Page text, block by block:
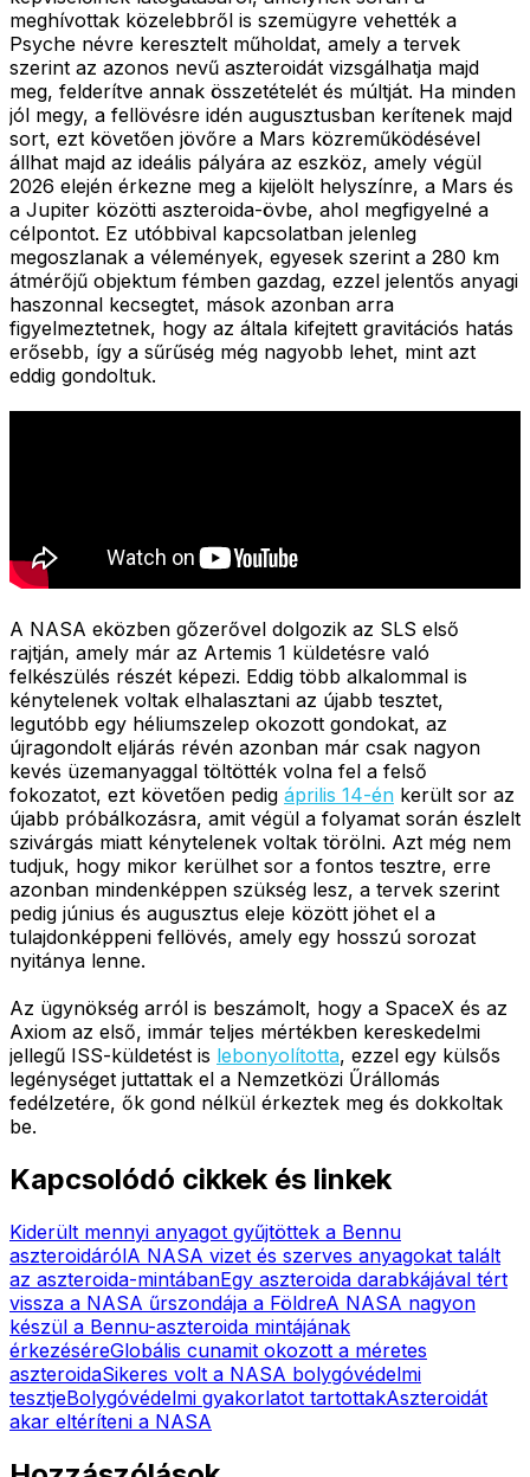
meghívottak közelebbről is szemügyre vehették a
Psyche névre keresztelt műholdat, amely a tervek
szerint az azonos nevű aszteroidát vizsgálhatja majd
meg, felderítve annak összetételét és múltját. Ha minden
jól megy, a fellövésre idén augusztusban kerítenek majd
sort, ezt követően jövőre a Mars közreműködésével
állhat majd az ideális pályára az eszköz, amely végül
2026 elején érkezne meg a kijelölt helyszínre, a Mars és
a Jupiter közötti aszteroida-övbe, ahol megfigyelné a
célpontot. Ez utóbbival kapcsolatban jelenleg
megoszlanak a vélemények, egyesek szerint a 280 km
átmérőjű objektum fémben gazdag, ezzel jelentős anyagi
haszonnal kecsegtet, mások azonban arra
figyelmeztetnek, hogy az általa kifejtett gravitációs hatás
erősebb, így a sűrűség még nagyobb lehet, mint azt
eddig gondoltuk.
A NASA eközben gőzerővel dolgozik az SLS első
rajtján, amely már az Artemis 1 küldetésre való
felkészülés részét képezi. Eddig több alkalommal is
kénytelenek voltak elhalasztani az újabb tesztet,
legutóbb egy héliumszelep okozott gondokat, az
újragondolt eljárás révén azonban már csak nagyon
kevés üzemanyaggal töltötték volna fel a felső
fokozatot, ezt követően pedig április 14-én került sor az
újabb próbálkozásra, amit végül a folyamat során észlelt
szivárgás miatt kénytelenek voltak törölni. Azt még nem
tudjuk, hogy mikor kerülhet sor a fontos tesztre, erre
azonban mindenképpen szükség lesz, a tervek szerint
pedig június és augusztus eleje között jöhet el a
tulajdonképpeni fellövés, amely egy hosszú sorozat
nyitánya lenne.
Az ügynökség arról is beszámolt, hogy a SpaceX és az
Axiom az első, immár teljes mértékben kereskedelmi
jellegű ISS-küldetést is lebonyolította, ezzel egy külsős
legénységet juttattak el a Nemzetközi Űrállomás
fedélzetére, ők gond nélkül érkeztek meg és dokkoltak
be.
Kapcsolódó cikkek és linkek
Kiderült mennyi anyagot gyűjtöttek a Bennu
aszteroidárólA NASA vizet és szerves anyagokat talált
az aszteroida-mintábanEgy aszteroida darabkájával tért
vissza a NASA űrszondája a FöldreA NASA nagyon
készül a Bennu-aszteroida mintájának
érkezéséreGlobális cunamit okozott a méretes
aszteroidaSikeres volt a NASA bolygóvédelmi
tesztjeBolygóvédelmi gyakorlatot tartottakAszteroidát
akar eltéríteni a NASA